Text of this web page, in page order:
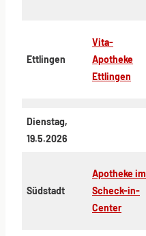
Ettlingen
Vita-
Apotheke
Ettlingen
Dienstag,
19.5.2026
Südstadt
Apotheke im
Scheck-in-
Center